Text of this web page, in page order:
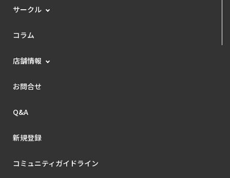
サークル
コラム
店舗情報
お問合せ
Q&A
新規登録
コミュニティガイドライン